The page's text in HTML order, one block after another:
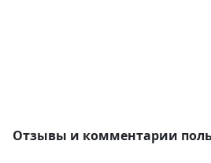
Отзывы и комментарии